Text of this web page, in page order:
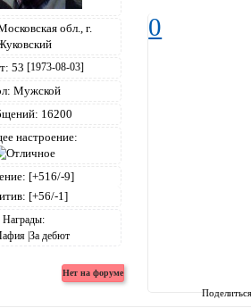
обл., г.
53 [1973-08-03]
Мужской
16200
настроение:
[+516/-9]
[+56/-1]
Награды:
0